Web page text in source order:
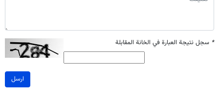
* سجل نتيجة العبارة في الخانة المقابلة
ارسل